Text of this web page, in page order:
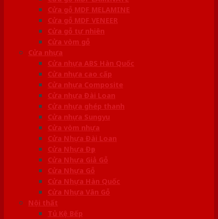
Cửa gỗ MDF MELAMINE
Cửa gỗ MDF VENEER
Cửa gỗ tự nhiên
Cửa vòm gỗ
Cửa nhựa
Cửa nhựa ABS Hàn Quốc
Cửa nhựa cao cấp
Cửa nhựa Composite
Cửa nhựa Đài Loan
Cửa nhựa ghép thanh
Cửa nhựa Sungyu
Cửa vòm nhựa
Cửa Nhựa Đài Loan
Cửa Nhựa Đẹp
Cửa Nhựa Giả Gỗ
Cửa Nhựa Gỗ
Cửa Nhựa Hàn Quốc
Cửa Nhựa Vân Gỗ
Nội thất
Tủ Kệ Bếp